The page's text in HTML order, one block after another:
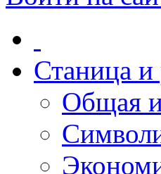
Станица и
Общая